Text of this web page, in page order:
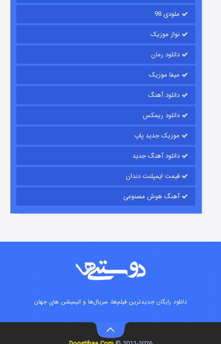
قسمت
قسمت7 (زیرنویس) منتشر شد
ملودی 98
نواز موزیک
دانلود رمان
میفا موزیک
دانلود آهنگ
دانلود ریمکس
موزیک جدید پاپ
دانلود آهنگ جدید
قیمت ایمپلنت دندان
آهنگ هوش مصنوعی
دانلود رایگان جدیدترین فیلم‌ها، سریال‌ها و انیمیشن های جهان